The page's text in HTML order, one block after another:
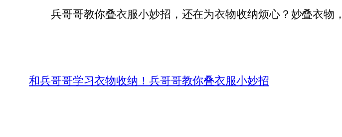
兵哥哥教你叠衣服小妙招，还在为衣物收纳烦心？妙叠衣物
和兵哥哥学习衣物收纳！兵哥哥教你叠衣服小妙招